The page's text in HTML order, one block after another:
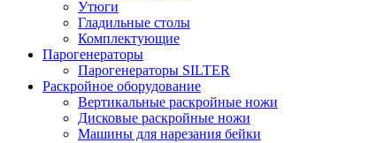
Утюги
Гладильные столы
Комплектующие
Парогенераторы
Парогенераторы SILTER
Раскройное оборудование
Вертикальные раскройные ножи
Дисковые раскройные ножи
Машины для нарезания бейки